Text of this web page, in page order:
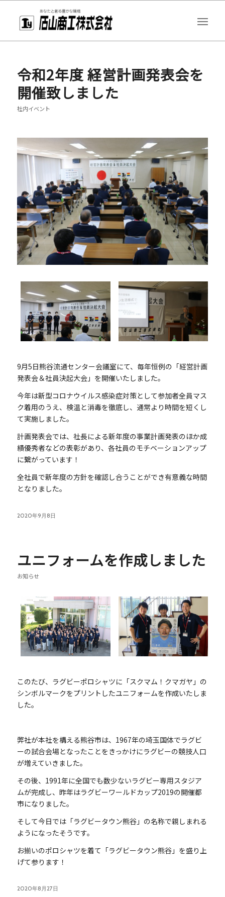
令和2年度 経営計画発表会を
開催致しました
社内イベント
9月5日熊谷流通センター会議室にて、毎年恒例の「経営計画
発表会＆社員決起大会」を開催いたしました。
今年は新型コロナウイルス感染症対策として参加者全員マス
ク着用のうえ、検温と消毒を徹底し、通常より時間を短くし
て実施しました。
計画発表会では、社長による新年度の事業計画発表のほか成
績優秀者などの表彰があり、各社員のモチベーションアップ
に繋がっています！
全社員で新年度の方針を確認し合うことができ有意義な時間
となりました。
2020年9月8日
ユニフォームを作成しました
お知らせ
このたび、ラグビーポロシャツに「スクマム！クマガヤ」の
シンボルマークをプリントしたユニフォームを作成いたしま
した。
弊社が本社を構える熊谷市は、1967年の埼玉国体でラグビ
ーの試合会場となったことをきっかけにラグビーの競技人口
が増えていきました。
その後、1991年に全国でも数少ないラグビー専用スタジア
ムが完成し、昨年はラグビーワールドカップ2019の開催都
市になりました。
そして今日では「ラグビータウン熊谷」の名称で親しまれる
ようになったそうです。
お揃いのポロシャツを着て「ラグビータウン熊谷」を盛り上
げて参ります！
2020年8月27日